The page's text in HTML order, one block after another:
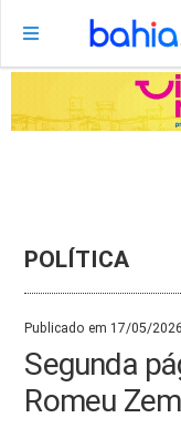
POLÍTICA
Publicado em 17/05/
Segunda
Romeu